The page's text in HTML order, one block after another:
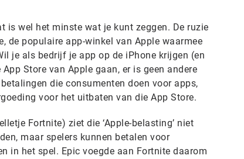
is wel het minste wat je kunt zeggen. De ruzie
de populaire app-winkel van Apple waarmee
je als bedrijf je app op de iPhone krijgen (en
Store van Apple gaan, er is geen andere
die consumenten doen voor apps,
voor het uitbaten van die App Store.
Fortnite) ziet die ‘Apple-belasting’ niet
maar spelers kunnen betalen voor
in het spel. Epic voegde aan Fortnite daarom